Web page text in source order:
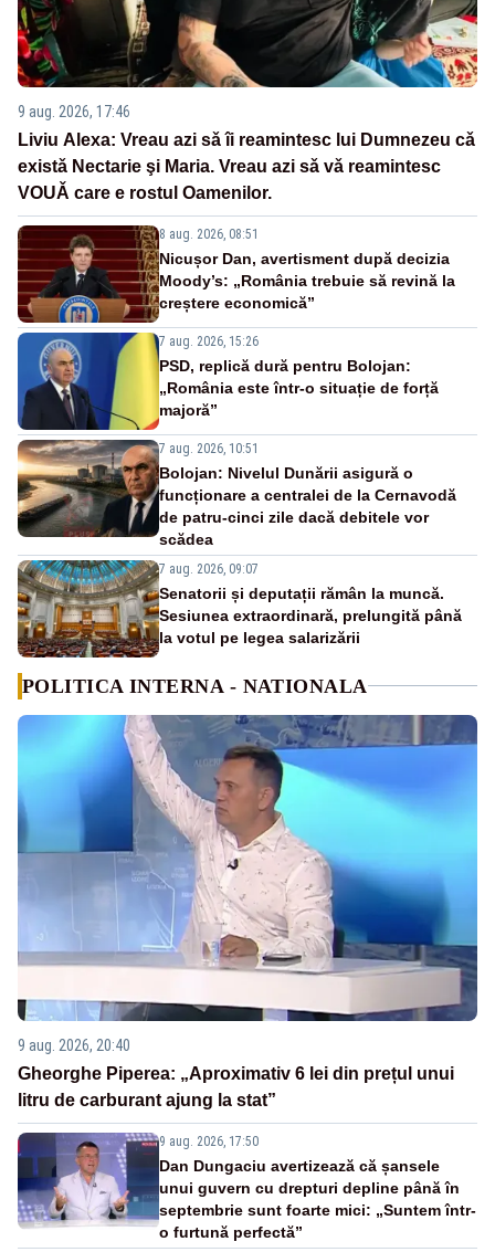
9 aug. 2026, 17:46
Liviu Alexa: Vreau azi sǎ îi reamintesc lui Dumnezeu cǎ
existǎ Nectarie şi Maria. Vreau azi sǎ vǎ reamintesc
VOUǍ care e rostul Oamenilor.
8 aug. 2026, 08:51
Nicușor Dan, avertisment după decizia
Moody’s: „România trebuie să revină la
creștere economică”
7 aug. 2026, 15:26
PSD, replică dură pentru Bolojan:
„România este într-o situație de forță
majoră”
7 aug. 2026, 10:51
Bolojan: Nivelul Dunării asigură o
funcționare a centralei de la Cernavodă
de patru-cinci zile dacă debitele vor
scădea
7 aug. 2026, 09:07
Senatorii și deputații rămân la muncă.
Sesiunea extraordinară, prelungită până
la votul pe legea salarizării
POLITICA INTERNA - NATIONALA
9 aug. 2026, 20:40
Gheorghe Piperea: „Aproximativ 6 lei din prețul unui
litru de carburant ajung la stat”
9 aug. 2026, 17:50
Dan Dungaciu avertizează că șansele
unui guvern cu drepturi depline până în
septembrie sunt foarte mici: „Suntem într-
o furtună perfectă”